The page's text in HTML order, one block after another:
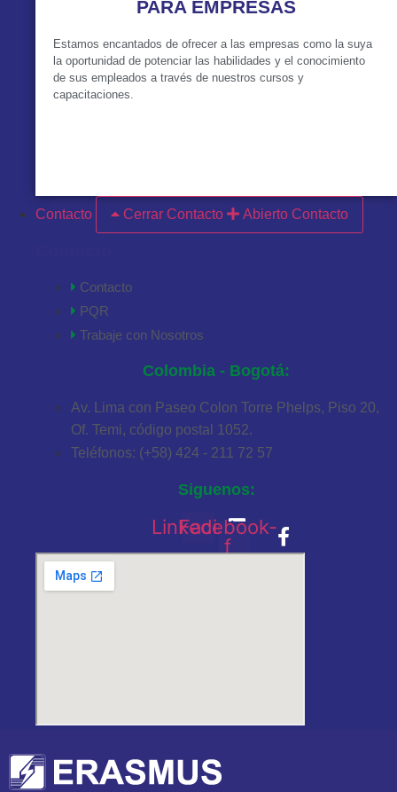
PARA EMPRESAS
Estamos encantados de ofrecer a las empresas como la suya
la oportunidad de potenciar las habilidades y el conocimiento
de sus empleados a través de nuestros cursos y
capacitaciones.
Contacto
Cerrar Contacto Abierto Contacto
Contacto
PQR
Trabaje con Nosotros
Colombia - Bogotá:
Av. Lima con Paseo Colon Torre Phelps, Piso 20,
Of. Temi, código postal 1052.
Teléfonos: (+58) 424 - 211 72 57
Siguenos:
Linkedin
Facebook-
f